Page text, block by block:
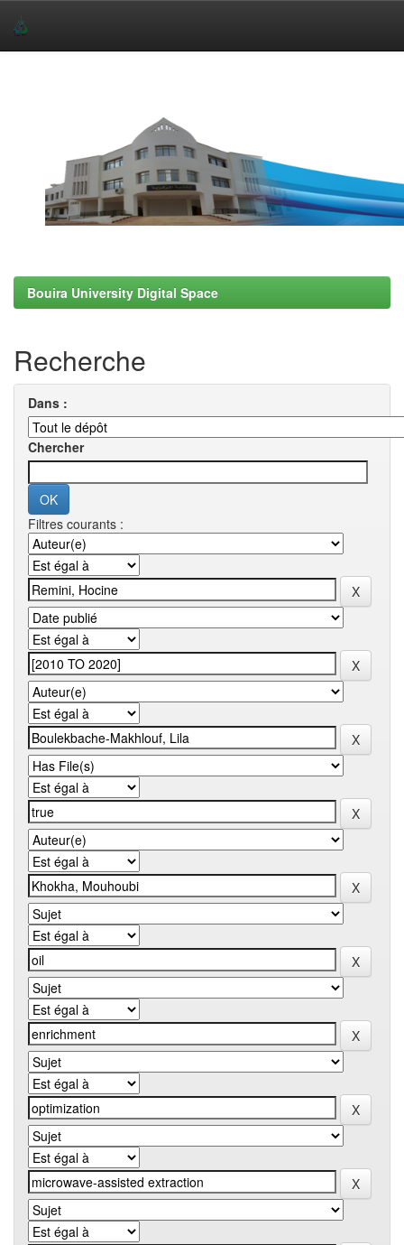
Bouira University Digital Space
Recherche
Dans :
Chercher
Filtres courants :